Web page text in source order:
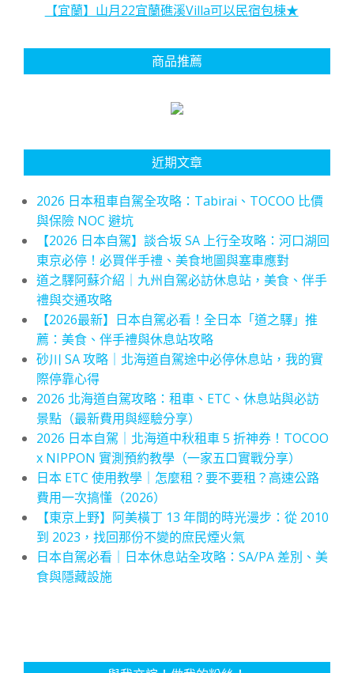
【宜蘭】山月22宜蘭礁溪Villa可以民宿包棟★
商品推薦
近期文章
2026 日本租車自駕全攻略：Tabirai、TOCOO 比價
與保險 NOC 避坑
【2026 日本自駕】談合坂 SA 上行全攻略：河口湖回
東京必停！必買伴手禮、美食地圖與塞車應對
道之驛阿蘇介紹｜九州自駕必訪休息站，美食、伴手
禮與交通攻略
【2026最新】日本自駕必看！全日本「道之驛」推
薦：美食、伴手禮與休息站攻略
砂川 SA 攻略｜北海道自駕途中必停休息站，我的實
際停靠心得
2026 北海道自駕攻略：租車、ETC、休息站與必訪
景點（最新費用與經驗分享）
2026 日本自駕｜北海道中秋租車 5 折神券！TOCOO
x NIPPON 實測預約教學（一家五口實戰分享）
日本 ETC 使用教學｜怎麼租？要不要租？高速公路
費用一次搞懂（2026）
【東京上野】阿美橫丁 13 年間的時光漫步：從 2010
到 2023，找回那份不變的庶民煙火氣
日本自駕必看｜日本休息站全攻略：SA/PA 差別、美
食與隱藏設施